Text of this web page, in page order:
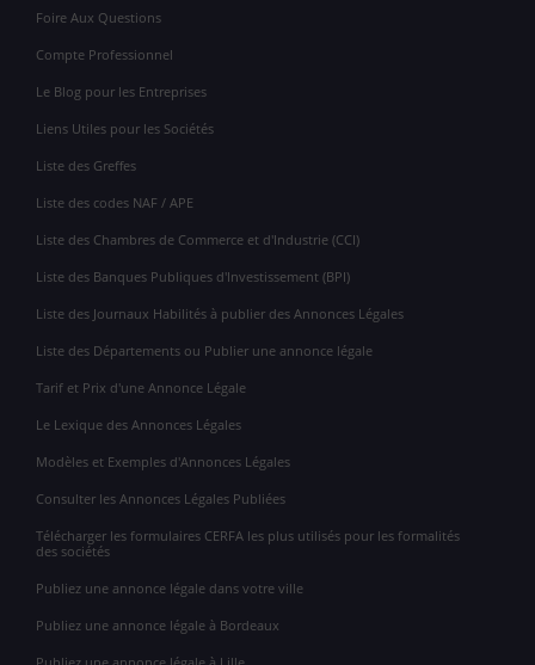
Foire Aux Questions
Compte Professionnel
Le Blog pour les Entreprises
Liens Utiles pour les Sociétés
Liste des Greffes
Liste des codes NAF / APE
Liste des Chambres de Commerce et d'Industrie (CCI)
Liste des Banques Publiques d'Investissement (BPI)
Liste des Journaux Habilités à publier des Annonces Légales
Liste des Départements ou Publier une annonce légale
Tarif et Prix d'une Annonce Légale
Le Lexique des Annonces Légales
Modèles et Exemples d'Annonces Légales
Consulter les Annonces Légales Publiées
Télécharger les formulaires CERFA les plus utilisés pour les formalités
des sociétés
Publiez une annonce légale dans votre ville
Publiez une annonce légale à Bordeaux